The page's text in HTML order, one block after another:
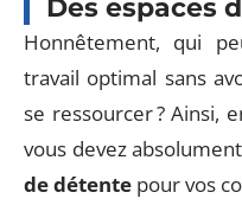
Des espaces
Honnêtement, qui
travail optimal sans
se ressourcer ? Ainsi,
vous devez
de détente pour vos